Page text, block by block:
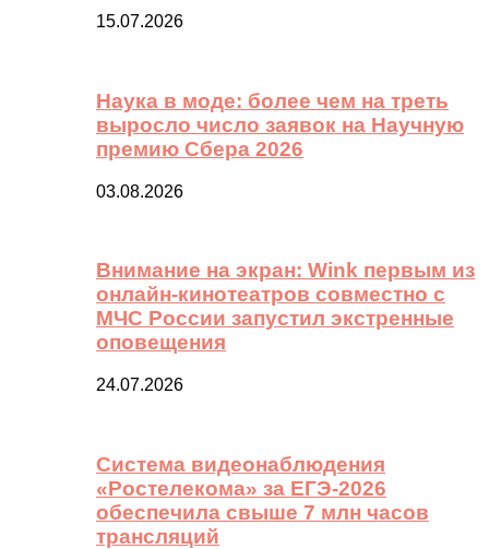
15.07.2026
Наука в моде: более чем на треть
выросло число заявок на Научную
премию Сбера 2026
03.08.2026
Внимание на экран: Wink первым из
онлайн-кинотеатров совместно с
МЧС России запустил экстренные
оповещения
24.07.2026
Система видеонаблюдения
«Ростелекома» за ЕГЭ-2026
обеспечила свыше 7 млн часов
трансляций